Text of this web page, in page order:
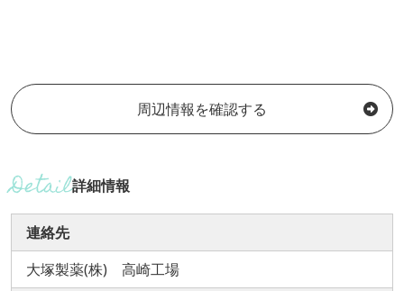
周辺情報を確認する
詳細情報
連絡先
大塚製薬(株) 高崎工場